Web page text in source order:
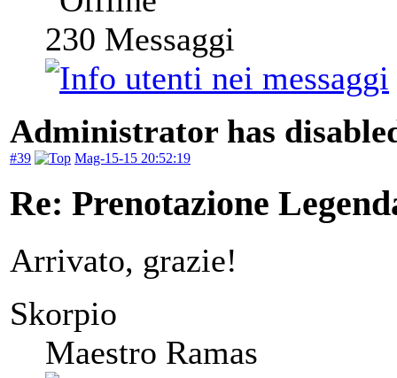
230 Messaggi
Administrator has
#39 Mag-15-15 20:52:19
Re: Prenotazione
Arrivato, grazie!
Skorpio
Maestro Ramas